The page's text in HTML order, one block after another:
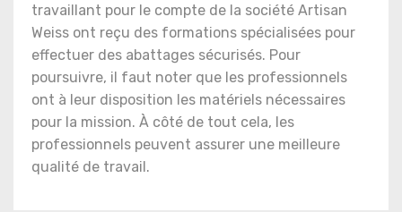
travaillant pour le compte de la société Artisan
Weiss ont reçu des formations spécialisées pour
effectuer des abattages sécurisés. Pour
poursuivre, il faut noter que les professionnels
ont à leur disposition les matériels nécessaires
pour la mission. À côté de tout cela, les
professionnels peuvent assurer une meilleure
qualité de travail.